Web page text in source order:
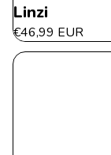
Linzi
€46,99 EUR